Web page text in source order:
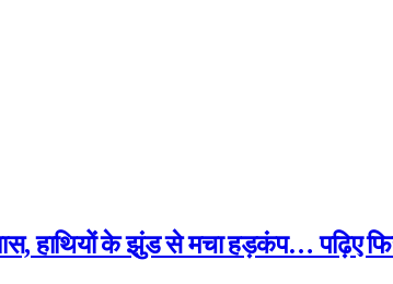
हाथियों के झुंड से मचा हड़कंप… पढ़िए